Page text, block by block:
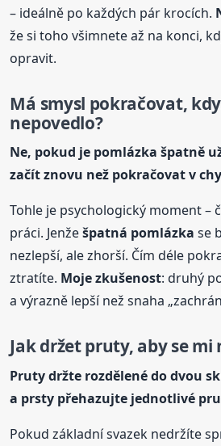
– ideálně po každých pár krocích.
že si toho všimnete až na konci,
opravit.
Má smysl pokračovat,
nepovedlo?
Ne, pokud je pomlázka špatně
začít znovu než pokračovat v
Tohle je psychologický moment –
práci. Jenžešpatná pomlázka se
nezlepší, ale zhorší. Čím déle
ztratíte. Moje zkušenost: druhý
a výrazně lepší než snaha
Jak držet pruty, aby se mi
Pruty držte rozdělené do dvou
a prsty přehazujte jednotlivé
Pokud základní svazek nedržíte